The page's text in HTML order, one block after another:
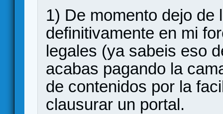
1) De momento dejo de
definitivamente en mi
legales (ya sabeis eso
acabas pagando la
de contenidos por la
clausurar un portal.